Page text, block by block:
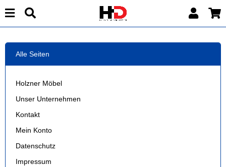
Alle Seiten
Holzner Möbel
Unser Unternehmen
Kontakt
Mein Konto
Datenschutz
Impressum